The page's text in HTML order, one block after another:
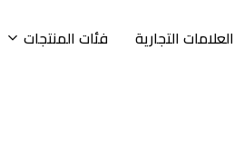
العلامات التجارية فئات المنتجات